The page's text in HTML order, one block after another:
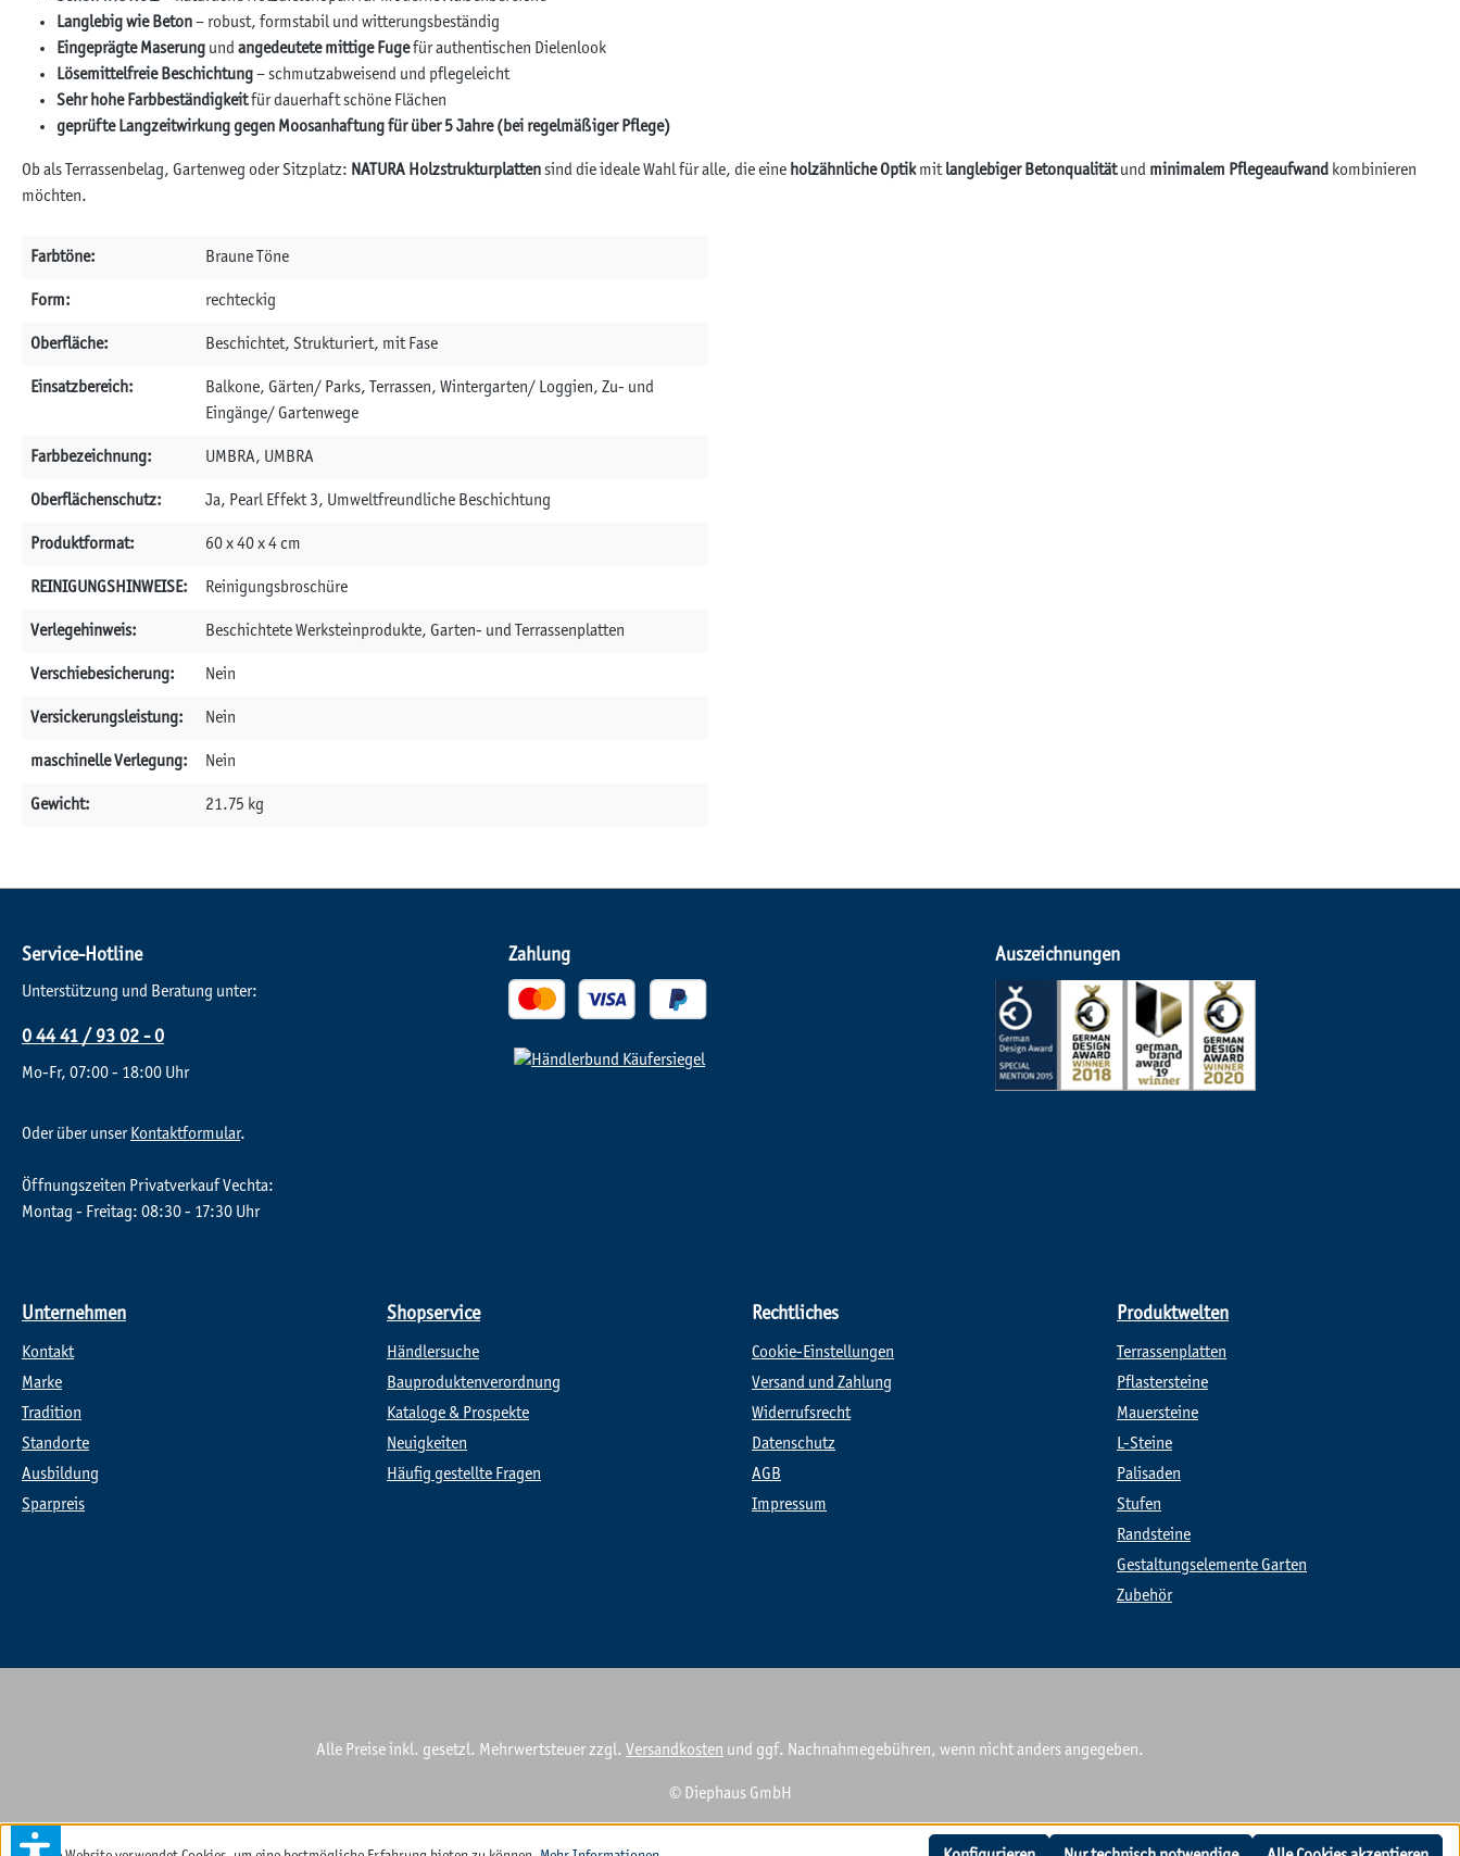
Langlebig wie Beton – robust, formstabil und witterungsbeständig
Eingeprägte Maserung und angedeutete mittige Fugefür authentischen Dielenlook
Lösemittelfreie Beschichtung – schmutzabweisend und pflegeleicht
Sehr hohe Farbbeständigkeitfür dauerhaft schöne Flächen
geprüfte Langzeitwirkung gegen Moosanhaftung für über 5 Jahre (bei regelmäßiger Pflege)
Ob als Terrassenbelag, Gartenweg oder Sitzplatz: NATURA Holzstrukturplatten sind die ideale Wahl für alle, die eine holzähnliche Optikmit langlebiger Betonqualitätund minimalem Pflegeaufwand kombinieren
möchten.
Farbtöne: Braune Töne
Form: rechteckig
Oberfläche: Beschichtet, Strukturiert, mit Fase
Einsatzbereich:
Balkone, Gärten/ Parks, Terrassen, Wintergarten/ Loggien, Zu- und
Eingänge/ Gartenwege
Farbbezeichnung: UMBRA, UMBRA
Oberflächenschutz: Ja, Pearl Effekt 3, Umweltfreundliche Beschichtung
Produktformat: 60 x 40 x 4 cm
REINIGUNGSHINWEISE: Reinigungsbroschüre
Verlegehinweis: Beschichtete Werksteinprodukte, Garten- und Terrassenplatten
Verschiebesicherung: Nein
Versickerungsleistung: Nein
maschinelle Verlegung: Nein
Gewicht: 21.75 kg
Service-Hotline
Unterstützung und Beratung unter:
0 44 41 / 93 02 - 0
Mo-Fr, 07:00 - 18:00 Uhr
Oder über unser Kontaktformular.
Öffnungszeiten Privatverkauf Vechta:
Montag - Freitag: 08:30 - 17:30 Uhr
Zahlung Auszeichnungen
Unternehmen
Kontakt
Marke
Tradition
Standorte
Ausbildung
Sparpreis
Shopservice
Händlersuche
Bauproduktenverordnung
Kataloge & Prospekte
Neuigkeiten
Häufig gestellte Fragen
Rechtliches
Cookie-Einstellungen
Versand und Zahlung
Widerrufsrecht
Datenschutz
AGB
Impressum
Produktwelten
Terrassenplatten
Pflastersteine
Mauersteine
L-Steine
Palisaden
Stufen
Randsteine
Gestaltungselemente Garten
Zubehör
Alle Preise inkl. gesetzl. Mehrwertsteuer zzgl. Versandkosten und ggf. Nachnahmegebühren, wenn nicht anders angegeben.
© Diephaus GmbH